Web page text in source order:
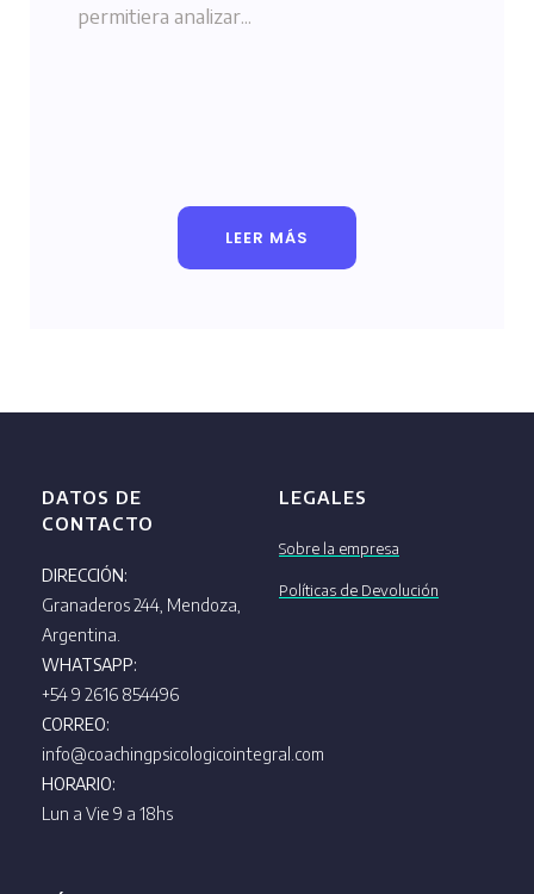
permitiera analizar...
LEER MÁS
DATOS DE
CONTACTO
DIRECCIÓN:
Granaderos 244, Mendoza,
Argentina.
WHATSAPP:
+54 9 2616 854496
CORREO:
info@coachingpsicologicointegral.com
HORARIO:
Lun a Vie 9 a 18hs
LEGALES
Sobre la empresa
Políticas de Devolución